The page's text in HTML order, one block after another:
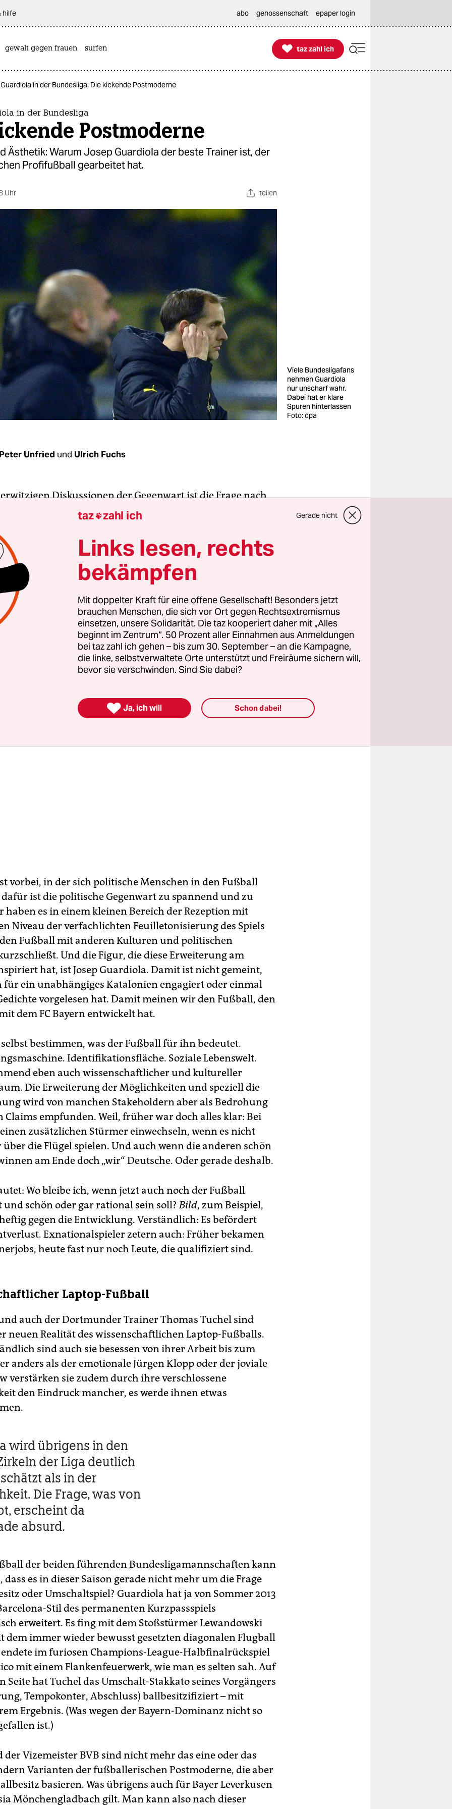
hilfe abo genossenschaft epaper login
gewalt gegen frauen surfen 
taz zahl ich
taz zahl ich
in der Bundesliga: Die kickende Postmoderne
in der Bundesliga
Postmoderne
Ästhetik: Warum Josep Guardiola der beste Trainer ist, der
Profifußball gearbeitet hat.
Uhr teilen
Viele Bundesligafans
nehmen Guardiola
nur unscharf wahr.
Dabei hat er klare
Spuren hinterlassen
Foto: dpa
Peter Unfried und Ulrich Fuchs
Diskussionen der Gegenwart ist die Frage nach
Leistung des Fußballtrainers Josep Guardiola. Wie wir
Katalane mit dem FC Bayern München dreimal in Folge
League
gewonnen. Womit für manche alles klar
Oder gleich: gescheitert. Besonders raffinierte Kritiker
so, dass er damit ja wohl den eigenen Ansprüchen
habe. Und noch raffiniertere Kritiker erklären die
zum „Kulturkampf“, in dem sich die neuen Dafür- und
der gefährlichen Religion Ballbesitz auf der
so verbittert gegenüberstehen wie einst Jutta Ditfurth und
Bendit.
vorbei, in der sich politische Menschen in den Fußball
ist die politische Gegenwart zu spannend und zu
haben es in einem kleinen Bereich der Rezeption mit
Niveau der verfachlichten Feuilletonisierung des Spiels
Fußball mit anderen Kulturen und politischen
Und die Figur, die diese Erweiterung am
hat, ist Josep Guardiola. Damit ist nicht gemeint,
für ein unabhängiges Katalonien engagiert oder einmal
vorgelesen hat. Damit meinen wir den Fußball, den
dem FC Bayern entwickelt hat.
bestimmen, was der Fußball für ihn bedeutet.
Identifikationsfläche. Soziale Lebenswelt.
eben auch wissenschaftlicher und kultureller
Die Erweiterung der Möglichkeiten und speziell die
wird von manchen Stakeholdern aber als Bedrohung
Claims empfunden. Weil, früher war doch alles klar: Bei
zusätzlichen Stürmer einwechseln, wenn es nicht
die Flügel spielen. Und auch wenn die anderen schön
am Ende doch „wir“ Deutsche. Oder gerade deshalb.
Wo bleibe ich, wenn jetzt auch noch der Fußball
schön oder gar rational sein soll?Bild, zum Beispiel,
gegen die Entwicklung. Verständlich: Es befördert
Exnationalspieler zetern auch: Früher bekamen
heute fast nur noch Leute, die qualifiziert sind.
Laptop-Fußball
auch der Dortmunder Trainer Thomas Tuchel sind
neuen Realität des wissenschaftlichen Laptop-Fußballs.
sind auch sie besessen von ihrer Arbeit bis zum
anders als der emotionale Jürgen Klopp oder der joviale
verstärken sie zudem durch ihre verschlossene
den Eindruck mancher, es werde ihnen etwas
wird übrigens in den
der Liga deutlich
als in der
Die Frage, was von
erscheint da
absurd.
der beiden führenden Bundesligamannschaften kann
dass es in dieser Saison gerade nicht mehr um die Frage
oder Umschaltspiel? Guardiola hat ja von Sommer 2013
Stil des permanenten Kurzpassspiels
erweitert. Es fing mit dem Stoßstürmer Lewandowski
dem immer wieder bewusst gesetzten diagonalen Flugball
im furiosen Champions-League-Halbfinalrückspiel
mit einem Flankenfeuerwerk, wie man es selten sah. Auf
Seite hat Tuchel das Umschalt-Stakkato seines Vorgängers
Tempokonter, Abschluss) ballbesitzifiziert – mit
Ergebnis. (Was wegen der Bayern-Dominanz nicht so
ist.)
der Vizemeister BVB sind nicht mehr das eine oder das
Varianten der fußballerischen Postmoderne, die aber
basieren. Was übrigens auch für Bayer Leverkusen
Mönchengladbach gilt. Man kann also nach dieser
taz zahl ich Gerade nicht
Links lesen, rechts
bekämpfen
Mit doppelter Kraft für eine offene Gesellschaft! Besonders jetzt
brauchen Menschen, die sich vor Ort gegen Rechtsextremismus
einsetzen, unsere Solidarität. Die taz kooperiert daher mit „Alles
beginnt im Zentrum“. 50 Prozent aller Einnahmen aus Anmeldungen
bei taz zahl ich gehen – bis zum 30. September – an die Kampagne,
die linke, selbstverwaltete Orte unterstützt und Freiräume sichern will,
bevor sie verschwinden. Sind Sie dabei?
 Ja, ich will Schon dabei!